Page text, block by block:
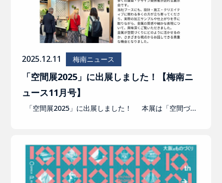
2025.12.11 梅南ニュース
「空間展2025」に出展しました！【梅南ニ
ュース11月号】
「空間展2025」に出展しました！ 本展は「空間づ…